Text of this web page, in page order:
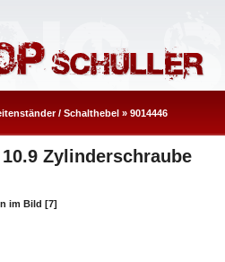
/ Schalthebel » 9014446
10.9 Zylinderschraube
im Bild [7]